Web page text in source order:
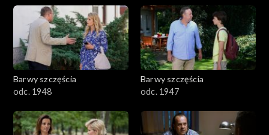
Barwy szczęścia
odc. 1948
Barwy szczęścia
odc. 1947